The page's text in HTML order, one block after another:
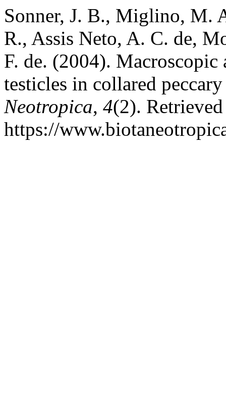
Sonner, J. B., Miglino, M.
R., Assis Neto, A. C. de,
F. de. (2004).
testicles in collared
Neotropica, 4(2).
https://